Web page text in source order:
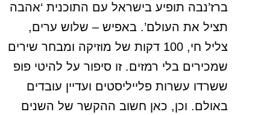
ברז’נבה תופיע בישראל עם התוכנית ‘אהבה
תציל את העולם’. באפיש – שלוש ערים,
צליל חי, 100 דקות של מוזיקה ומבחר שירים
שמכירים בלי רמזים. זו סיפור על להיטי פופ
ששרדו עשרות פלייליסטים ועדיין עובדים
באולם. וכן, כאן חשוב ההקשר של השנים